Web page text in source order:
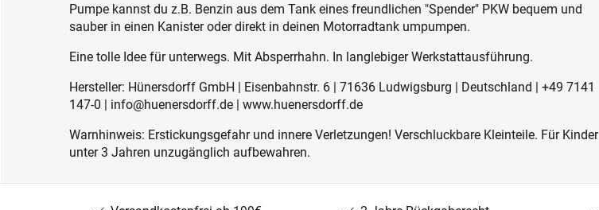
Pumpe kannst du z.B. Benzin aus dem Tank eines freundlichen "Spender" PKW bequem und
sauber in einen Kanister oder direkt in deinen Motorradtank umpumpen.
Eine tolle Idee für unterwegs. Mit Absperrhahn. In langlebiger Werkstattausführung.
Hersteller: Hünersdorff GmbH | Eisenbahnstr. 6 | 71636 Ludwigsburg | Deutschland | +49 7141
147-0 | info@huenersdorff.de | www.huenersdorff.de
Warnhinweis: Erstickungsgefahr und innere Verletzungen! Verschluckbare Kleinteile. Für Kinder
unter 3 Jahren unzugänglich aufbewahren.